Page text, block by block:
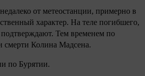
от метеостанции, примерно в
характер. На теле погибшего,
Тем временем по
смерти Колина Мадсена.
по Бурятии.